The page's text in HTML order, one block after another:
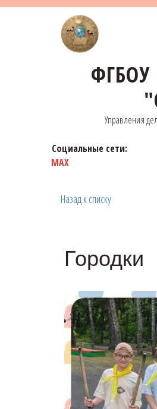
Управления
Социальные сети:
MAX
Назад к списку
Городки